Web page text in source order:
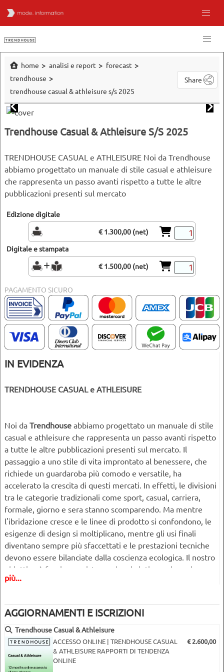
home analisi e report
forecast
trendhouse
trendhouse casual & athleisure s/s 2025
Share
Trendhouse Casual & Athleisure S/S 2025
TRENDHOUSE CASUAL e ATHLEISURE Noi da Trendhouse
abbiamo progettato un manuale di stile casual e athleisure
che rappresenta un passo avanti rispetto a tutte le altre
pubblicazioni presenti sul mercato
Edizione digitale
€ 1.300,00 (net)
Digitale e stampata
€ 1.500,00 (net)
PAGAMENTO SICURO
IN EVIDENZA
TRENDHOUSE CASUAL e ATHLEISURE
Noi da Trendhouse abbiamo progettato un manuale di stile
casual e athleisure che rappresenta un passo avanti rispetto
a tutte le altre pubblicazioni presenti sul mercato. Il
passaggio a uno stile di vita improntato al benessere, che
richiede un guardaroba più comodo e versatile, ha
accelerato la crescita di questi mercati. In effetti, le divisioni
tra le categorie tradizionali come sport, casual, carriera,
formale, giorno e sera stanno scomparendo. Ma mentre
l'ibridazione cresce e le linee di prodotto si confondono, le
esigenze di design si moltiplicano, mentre gli usi finali
diventano sempre più sfaccettati e le prestazioni tecniche
devono essere bilanciate dalla coscienza ecologica. Il nostro
obiettivo è fornire un sistema che vi aiuti a navigare in
questo mercato sempre più complesso ma entusiasmante e
alta velocità. Pur essendo unico nel suo approccio, il nostro
libro sul casual e l'athleisure rimane uno strumento
pragmatico, facile da usare e costruito in fasi logiche di
sviluppo del prodotto e del merchandising per fornire una
panoramica chiara e completa di ciò che è importante per la
prossima stagione.
più...
AGGIORNAMENTI E ISCRIZIONI
Trendhouse Casual & Athleisure
ACCESSO ONLINE | TRENDHOUSE CASUAL
& ATHLEISURE RAPPORTI DI TENDENZA
ONLINE
€ 2.600,00